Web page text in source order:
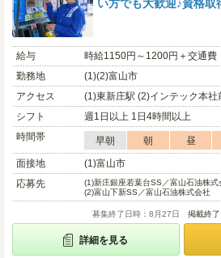
い方でも大歓迎♪資格
給与
時給1150円～1200円＋交通費
勤務地
(1)(2)富山市
アクセス
(1)東新庄駅 (2)インテック本社
シフト
週1日以上 1日4時間以上
時間帯
早朝 朝 昼
面接地
(1)富山市
応募先
(1)新庄銀座若葉台SS／富山石油株式
(2)富山下新SS／富山石油株式会社
募集終了日時：8月27日 掲載終
詳細を見る